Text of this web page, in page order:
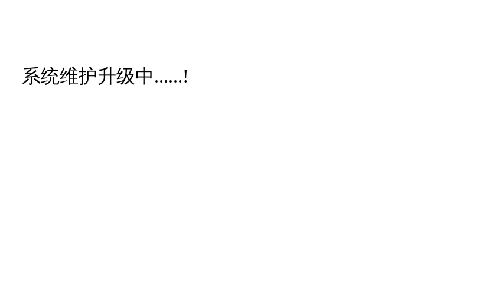
系统维护升级中......!